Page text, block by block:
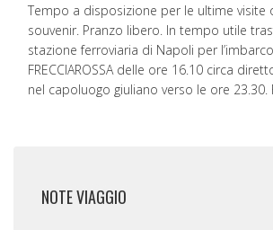
Tempo a disposizione per le ultime visite
souvenir. Pranzo libero. In tempo utile
stazione ferroviaria di Napoli per
FRECCIAROSSA delle ore 16.10 circa
nel capoluogo giuliano verso le ore 23.30.
NOTE VIAGGIO